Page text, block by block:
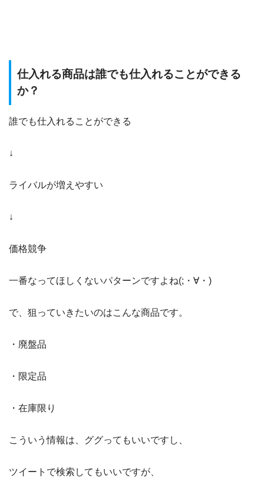
仕入れる商品は誰でも仕入れることができる
か？
誰でも仕入れることができる
↓
ライバルが増えやすい
↓
価格競争
一番なってほしくないパターンですよね(;・∀・)
で、狙っていきたいのはこんな商品です。
・廃盤品
・限定品
・在庫限り
こういう情報は、ググってもいいですし、
ツイートで検索してもいいですが、